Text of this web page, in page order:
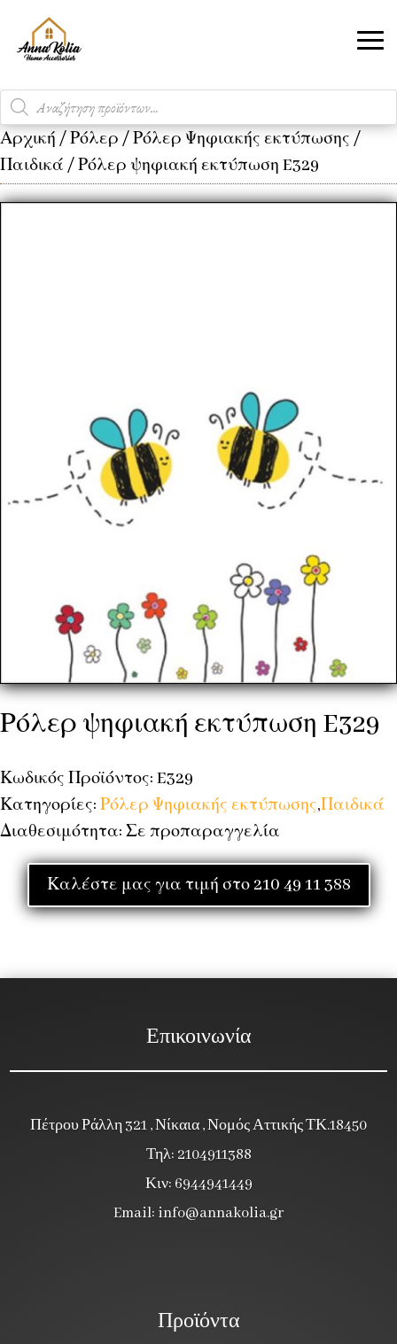
Products
search
Αρχική /Ρόλερ /Ρόλερ Ψηφιακής εκτύπωσης /
Παιδικά / Ρόλερ ψηφιακή εκτύπωση E329
Ρόλερ ψηφιακή εκτύπωση E329
Κωδικός Προϊόντος: E329
Κατηγορίες: Ρόλερ Ψηφιακής εκτύπωσης,Παιδικά
Διαθεσιμότητα: Σε προπαραγγελία
Καλέστε μας για τιμή στο 210 49 11 388
Επικοινωνία
Πέτρου Ράλλη 321 , Νίκαια , Νομός Αττικής ΤΚ.18450
Τηλ: 2104911388
Κιν: 6944941449
Email: info@annakolia.gr
Προϊόντα